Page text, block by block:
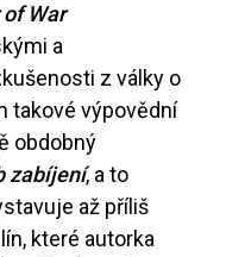
War
a
z války o
takové výpovědní
obdobný
zabíjení, a to
až příliš
které autorka